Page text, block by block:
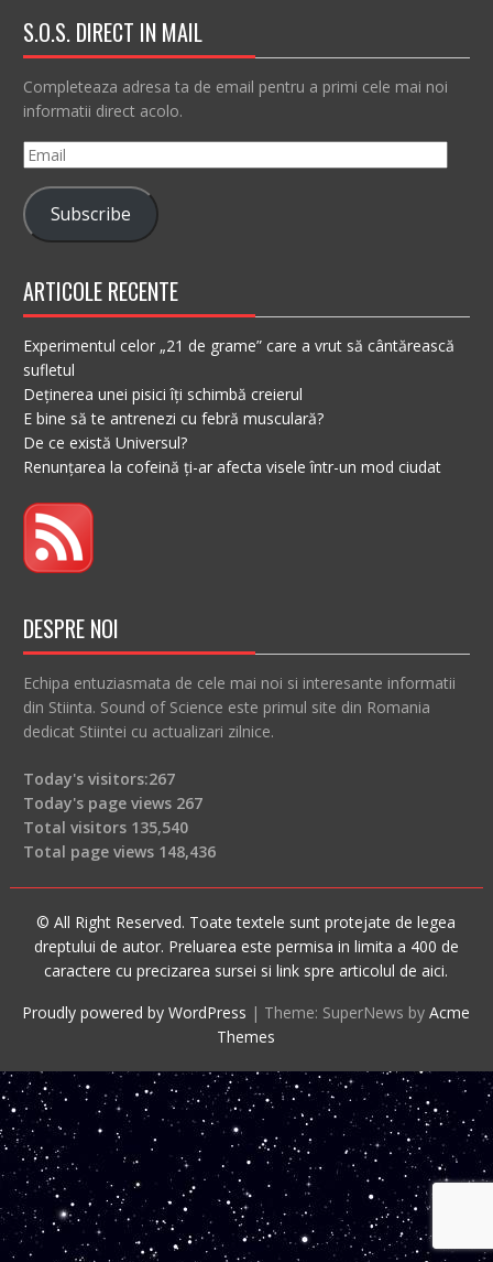
S.O.S. DIRECT IN MAIL
Completeaza adresa ta de email pentru a primi cele mai noi
informatii direct acolo.
Email
Subscribe
ARTICOLE RECENTE
Experimentul celor „21 de grame” care a vrut să cântărească
sufletul
Deținerea unei pisici îți schimbă creierul
E bine să te antrenezi cu febră musculară?
De ce există Universul?
Renunțarea la cofeină ți-ar afecta visele într-un mod ciudat
DESPRE NOI
Echipa entuziasmata de cele mai noi si interesante informatii
din Stiinta. Sound of Science este primul site din Romania
dedicat Stiintei cu actualizari zilnice.
Today's visitors:267
Today's page views 267
Total visitors 135,540
Total page views 148,436
© All Right Reserved. Toate textele sunt protejate de legea
dreptului de autor. Preluarea este permisa in limita a 400 de
caractere cu precizarea sursei si link spre articolul de aici.
Proudly powered by WordPress | Theme: SuperNews byAcme
Themes